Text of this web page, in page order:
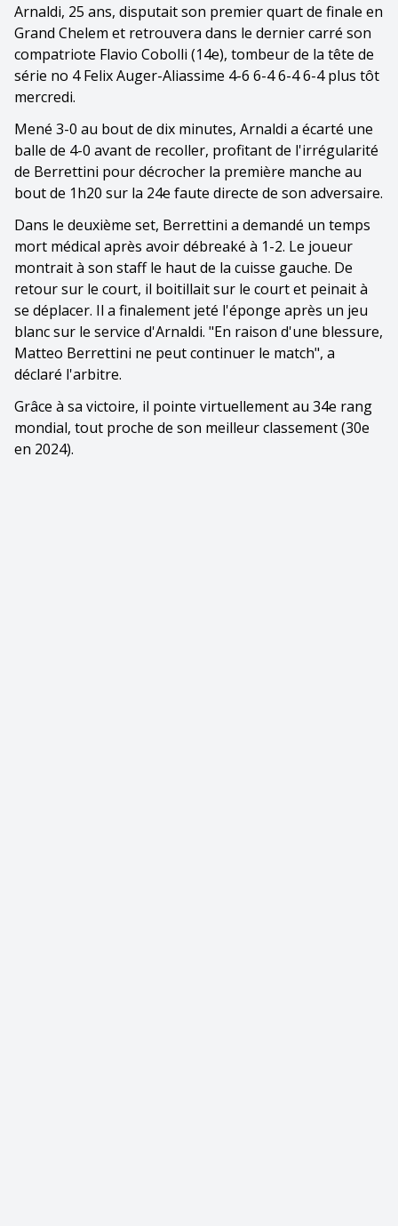
Arnaldi, 25 ans, disputait son premier quart de finale en
Grand Chelem et retrouvera dans le dernier carré son
compatriote Flavio Cobolli (14e), tombeur de la tête de
série no 4 Felix Auger-Aliassime 4-6 6-4 6-4 6-4 plus tôt
mercredi.
Mené 3-0 au bout de dix minutes, Arnaldi a écarté une
balle de 4-0 avant de recoller, profitant de l'irrégularité
de Berrettini pour décrocher la première manche au
bout de 1h20 sur la 24e faute directe de son adversaire.
Dans le deuxième set, Berrettini a demandé un temps
mort médical après avoir débreaké à 1-2. Le joueur
montrait à son staff le haut de la cuisse gauche. De
retour sur le court, il boitillait sur le court et peinait à
se déplacer. Il a finalement jeté l'éponge après un jeu
blanc sur le service d'Arnaldi. "En raison d'une blessure,
Matteo Berrettini ne peut continuer le match", a
déclaré l'arbitre.
Grâce à sa victoire, il pointe virtuellement au 34e rang
mondial, tout proche de son meilleur classement (30e
en 2024).